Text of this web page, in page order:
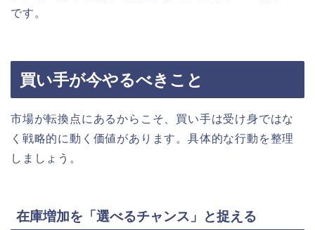
です。
買い手が今やるべきこと
市場が転換点にあるからこそ、買い手は受け身ではな
く戦略的に動く価値があります。具体的な行動を整理
しましょう。
在庫増加を「選べるチャンス」と捉える